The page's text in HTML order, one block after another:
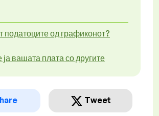
податоците од графиконот?
вашата плата со другите
Tweet